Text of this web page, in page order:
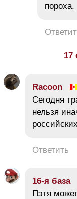
пороха.
17
Racoon
Сегодня
нельзя
Ответить
16-я база
Пэтя